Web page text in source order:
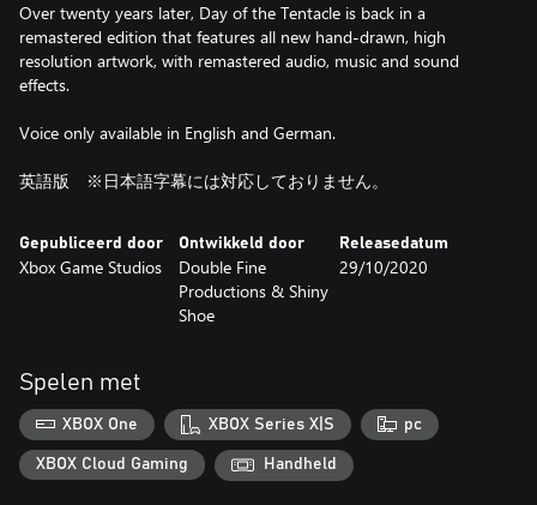
Over twenty years later, Day of the Tentacle is back in a
remastered edition that features all new hand-drawn, high
resolution artwork, with remastered audio, music and sound
effects.
Voice only available in English and German.
英語版 ※日本語字幕には対応しておりません。
Gepubliceerd door
Xbox Game Studios
Ontwikkeld door
Double Fine
Productions & Shiny
Shoe
Releasedatum
29/10/2020
Spelen met
XBOX One XBOX Series X|S pc
XBOX Cloud Gaming Handheld